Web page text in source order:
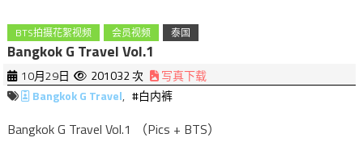
BTS拍摄花絮视频 会员视频 泰国
Bangkok G Travel Vol.1
10月29日 201032 次
写真下载
Bangkok G Travel, #白内裤
Bangkok G Travel Vol.1 （Pics + BTS）